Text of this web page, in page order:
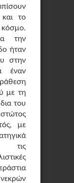
και το
την
ήταν
στην
έναν
με τη
του
με
τις